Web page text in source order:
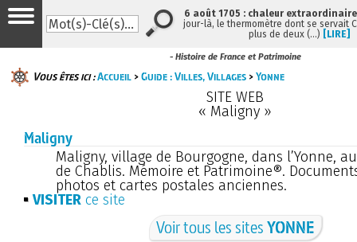
- Histoire de France et Patrimoine
Vous êtes ici :Accueil >Guide : Villes, Villages >Yonne
SITE WEB
« Maligny »
Maligny
Maligny, village de Bourgogne, dans l’Yonne,
de Chablis. Mémoire et Patrimoine®.
photos et cartes postales anciennes.
VISITER ce site
Voir tous les sitesYONNE
6 août 1705 : chaleur
jour-là, le thermomètre dont se servait
plus de deux (…) [LIRE]